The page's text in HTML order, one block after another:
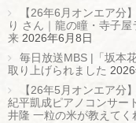
【26年6月オンエア分
り さん｜龍の瞳・寺子
来 2026年6月8日
毎日放送MBS |「坂本
取り上げられました
【26年5月オンエア
紀平凱成ピアノコンサー
井隆 一粒の米が教えてく